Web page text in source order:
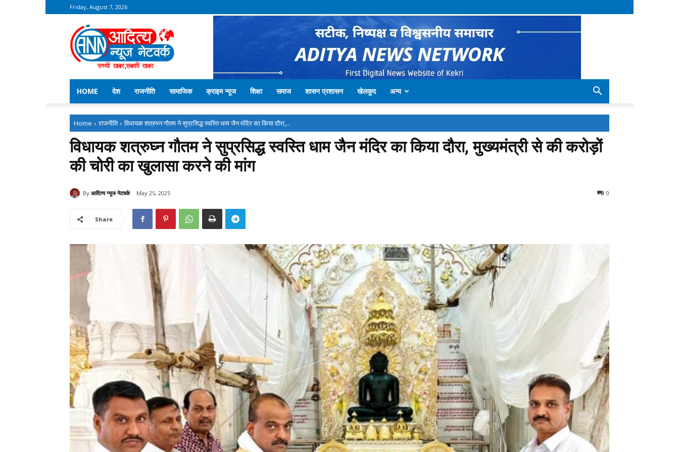
Friday, August 7, 2026
Aditya
News
Network
–
Kekri
News
HOME
देश राजनीति सामाजिक क्राइम न्यूज शिक्षा समाज शासन प्रशासन खेलकूद अन्य
Home राजनीति विधायक शत्रुघ्न गौतम ने सुप्रसिद्ध स्वस्ति धाम जैन मंदिर का किया दौरा,...
विधायक शत्रुघ्न गौतम ने सुप्रसिद्ध स्वस्ति धाम जैन मंदिर का किया दौरा, मुख्यमंत्री से की करोड़ों
की चोरी का खुलासा करने की मांग
By आदित्य न्यूज नेटवर्क May 25, 2025 0
Share